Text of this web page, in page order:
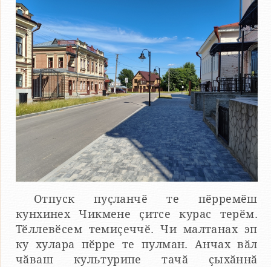
Отпуск пуҫланчӗ те пӗрремӗш
кунхинех Чикмене ҫитсе курас терӗм.
Тӗллевӗсем темиҫеччӗ. Чи малтанах эп
ку хулара пӗрре те пулман. Анчах вӑл
чӑваш культурипе тачӑ ҫыхӑннӑ